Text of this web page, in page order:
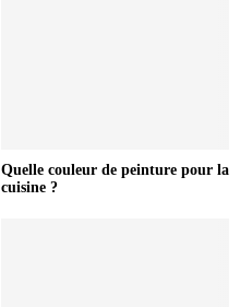
Quelle couleur de peinture pour la
cuisine ?